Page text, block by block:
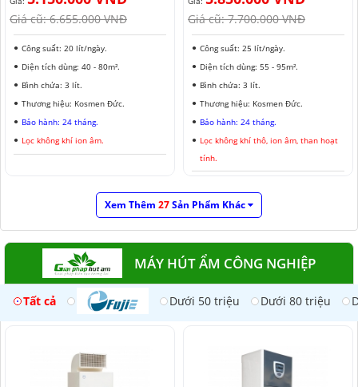
Giá cũ:6.655.000 VNĐ
Công suất: 20 lít/ngày.
Diện tích dùng: 40 - 80m².
Bình chứa: 3 lít.
Thương hiệu: Kosmen Đức.
Bảo hành: 24 tháng.
Lọc không khí ion âm.
Giá cũ:7.700.000 VNĐ
Công suất: 25 lít/ngày.
Diện tích dùng: 55 - 95m².
Bình chứa: 3 lít.
Thương hiệu: Kosmen Đức.
Bảo hành: 24 tháng.
Lọc không khí thô, ion âm, than hoạt
tính.
Xem Thêm 27Sản Phẩm Khác
MÁY HÚT ẨM CÔNG NGHIỆP
Tất cả Dưới 50 triệu Dưới 80 triệu